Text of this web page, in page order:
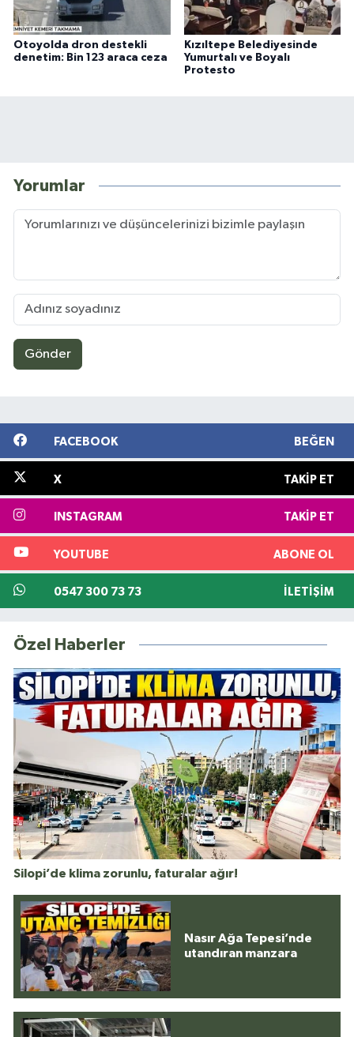
Otoyolda dron destekli
denetim: Bin 123 araca ceza
Kızıltepe Belediyesinde
Yumurtalı ve Boyalı
Protesto
Yorumlar
Gönder
FACEBOOK BEĞEN
X TAKIP ET
INSTAGRAM TAKIP ET
YOUTUBE ABONE OL
0547 300 73 73 İLETIŞIM
Özel Haberler
Silopi’de klima zorunlu, faturalar ağır!
Nasır Ağa Tepesi’nde
utandıran manzara